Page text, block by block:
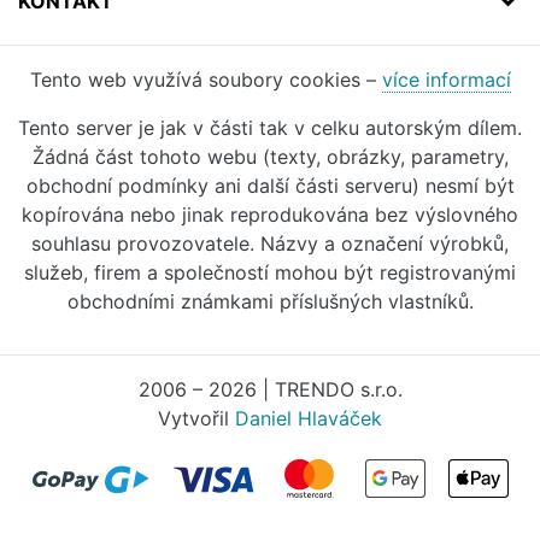
Tento web využívá soubory cookies – více informací
Tento server je jak v části tak v celku autorským dílem.
Žádná část tohoto webu (texty, obrázky, parametry,
obchodní podmínky ani další části serveru) nesmí být
kopírována nebo jinak reprodukována bez výslovného
souhlasu provozovatele. Názvy a označení výrobků,
služeb, firem a společností mohou být registrovanými
obchodními známkami příslušných vlastníků.
2006 – 2026 | TRENDO s.r.o.
Vytvořil Daniel Hlaváček